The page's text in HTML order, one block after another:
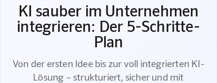
KI sauber im Unternehmen
integrieren: Der 5-Schritte-
Plan
Von der ersten Idee bis zur voll integrierten KI-
Lösung – strukturiert, sicher und mit